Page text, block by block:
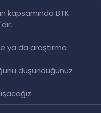
kapsamında BTK
'dır.
ya da araştırma
düşündüğünüz